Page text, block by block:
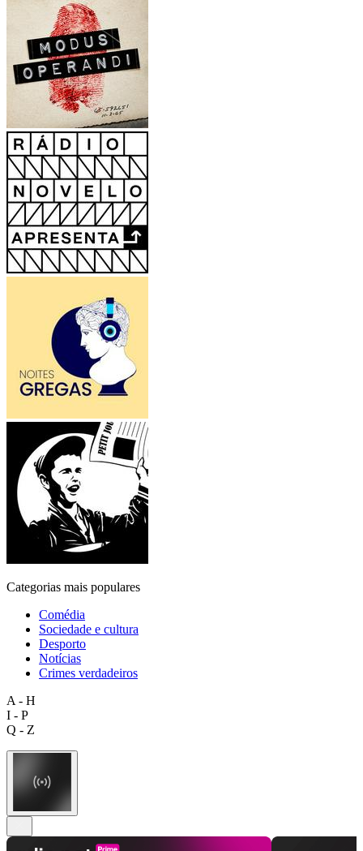
Categorias mais populares
Comédia
Sociedade e cultura
Desporto
Notícias
Crimes verdadeiros
A - H
I - P
Q - Z